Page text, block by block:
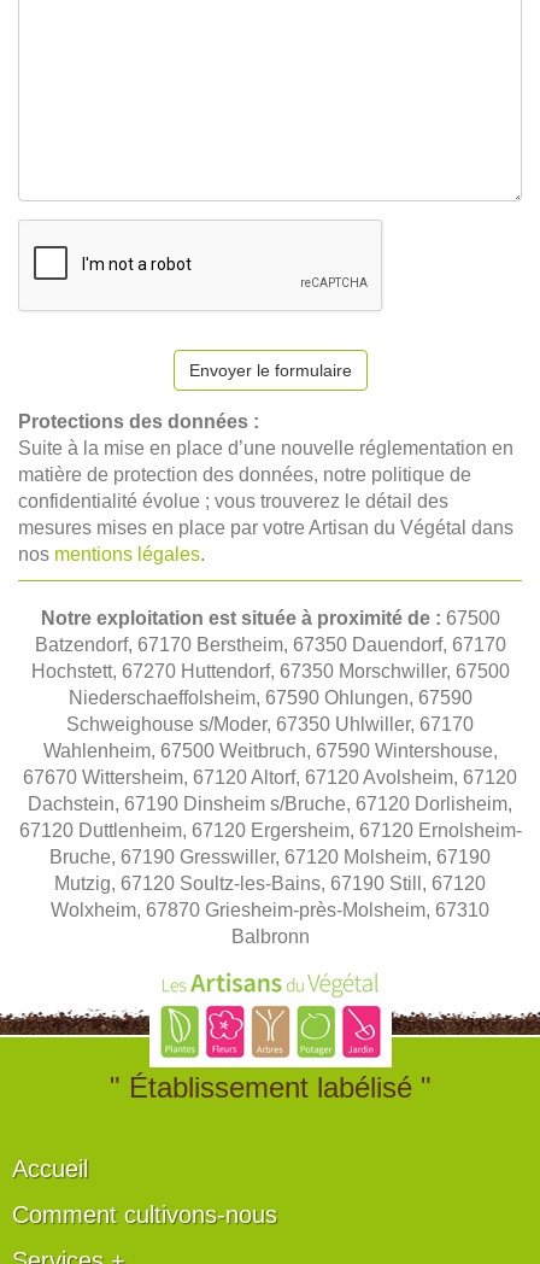
Envoyer le formulaire
Protections des données :
Suite à la mise en place d’une nouvelle réglementation en
matière de protection des données, notre politique de
confidentialité évolue ; vous trouverez le détail des
mesures mises en place par votre Artisan du Végétal dans
nos mentions légales.
Notre exploitation est située à proximité de : 67500
Batzendorf, 67170 Berstheim, 67350 Dauendorf, 67170
Hochstett, 67270 Huttendorf, 67350 Morschwiller, 67500
Niederschaeffolsheim, 67590 Ohlungen, 67590
Schweighouse s/Moder, 67350 Uhlwiller, 67170
Wahlenheim, 67500 Weitbruch, 67590 Wintershouse,
67670 Wittersheim, 67120 Altorf, 67120 Avolsheim, 67120
Dachstein, 67190 Dinsheim s/Bruche, 67120 Dorlisheim,
67120 Duttlenheim, 67120 Ergersheim, 67120 Ernolsheim-
Bruche, 67190 Gresswiller, 67120 Molsheim, 67190
Mutzig, 67120 Soultz-les-Bains, 67190 Still, 67120
Wolxheim, 67870 Griesheim-près-Molsheim, 67310
Balbronn
" Établissement labélisé "
Accueil
Comment cultivons-nous